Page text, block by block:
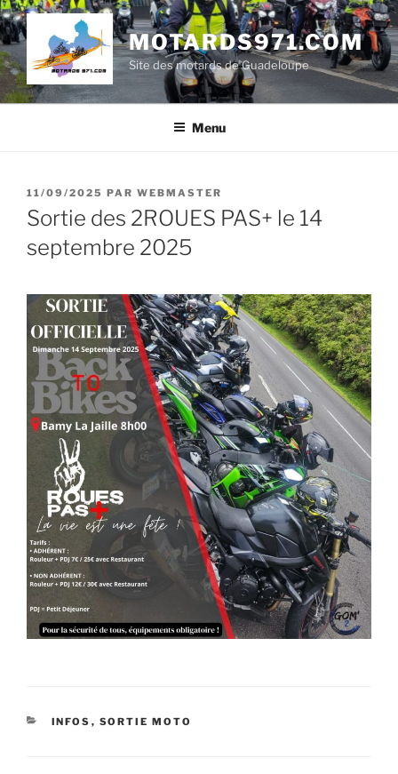
Aller
au
contenu
principal
MOTARDS971.COM
Site des motards de Guadeloupe
Menu
PUBLIÉ
LE
11/09/2025 PAR WEBMASTER
Sortie des 2ROUES PAS+ le 14
septembre 2025
CATÉGORIES
INFOS , SORTIE MOTO